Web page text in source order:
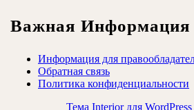
Важная Информация
Информация для
Обратная связь
Политика конфиденциальности
Тема Interior для WordPress